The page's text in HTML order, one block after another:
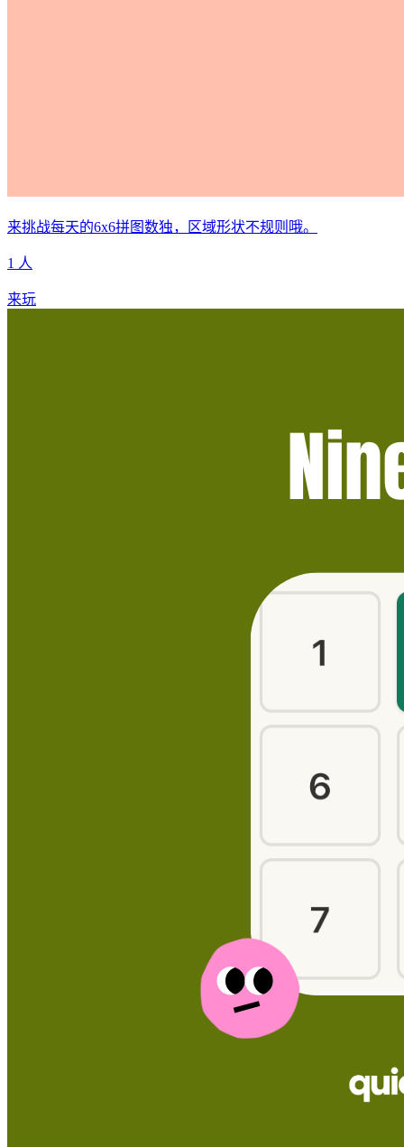
来挑战每天的6x6拼图数独，区域形状不规则哦。
1 人
来玩